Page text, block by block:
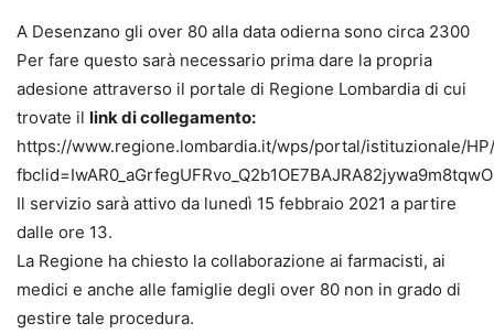
A Desenzano gli over 80 alla data odierna sono circa 2300
Per fare questo sarà necessario prima dare la propria
adesione attraverso il portale di Regione Lombardia di cui
trovate il link di collegamento:
https://www.regione.lombardia.it/wps/portal/istituzionale/
Il servizio sarà attivo da lunedì 15 febbraio 2021 a partire
dalle ore 13.
La Regione ha chiesto la collaborazione ai farmacisti, ai
medici e anche alle famiglie degli over 80 non in grado di
gestire tale procedura.